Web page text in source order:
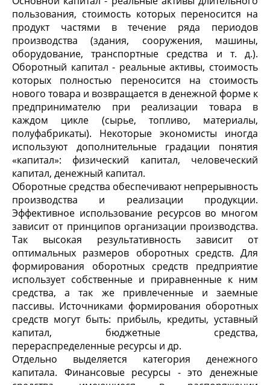
пользования, стоимость которых переносится на
продукт частями в течение ряда периодов
производства (здания, сооружения, машины,
оборудование, транспортные средства и т. д.).
Оборотный капитал - реальные активы, стоимость
которых полностью переносится на стоимость
нового товара и возвращается в денежной форме к
предпринимателю при реализации товара в
каждом цикле (сырье, топливо, материалы,
полуфабрикаты). Некоторые экономисты иногда
используют дополнительные градации понятия
«капитал»: физический капитал, человеческий
капитал, денежный капитал.
Оборотные средства обеспечивают непрерывность
производства и реализации продукции.
Эффективное использование ресурсов во многом
зависит от принципов организации производства.
Так высокая результативность зависит от
оптимальных размеров оборотных средств. Для
формирования оборотных средств предприятие
использует собственные и приравненные к ним
средства, а так же привлеченные и заемные
пассивы. Источниками формирования оборотных
средств могут быть: прибыль, кредиты, уставный
капитал, бюджетные средства,
перераспределенные ресурсы и др.
Отдельно выделяется категория денежного
капитала. Финансовые ресурсы - это денежные